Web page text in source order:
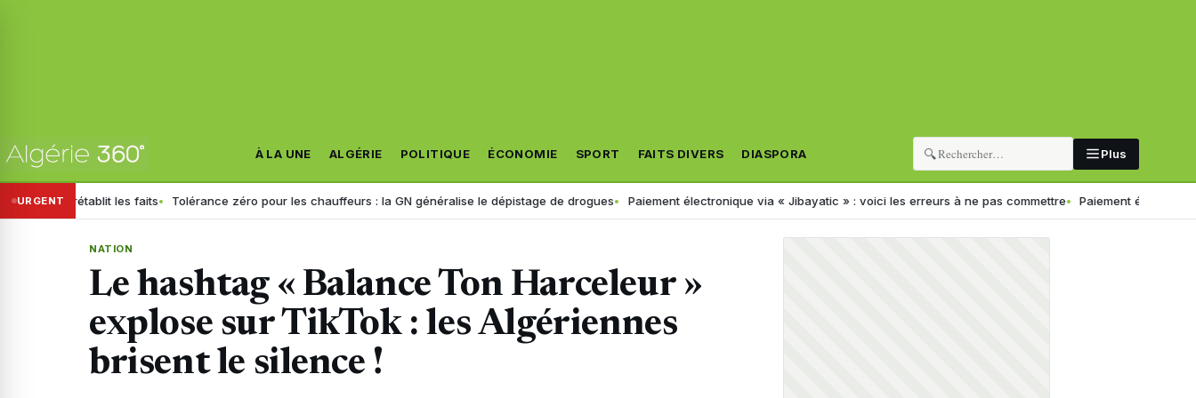
À LA UNE ALGÉRIE POLITIQUE ÉCONOMIE SPORT FAITS DIVERS DIASPORA 🔍 Plus
URGENT
rétablit les faits Tolérance zéro pour les chauffeurs : la GN généralise le dépistage de drogues Paiement électronique via « Jibayatic » : voici les erreurs à ne pas commettre Paiement électronique en
NATION
Le hashtag « Balance Ton Harceleur »
explose sur TikTok : les Algériennes
brisent le silence !